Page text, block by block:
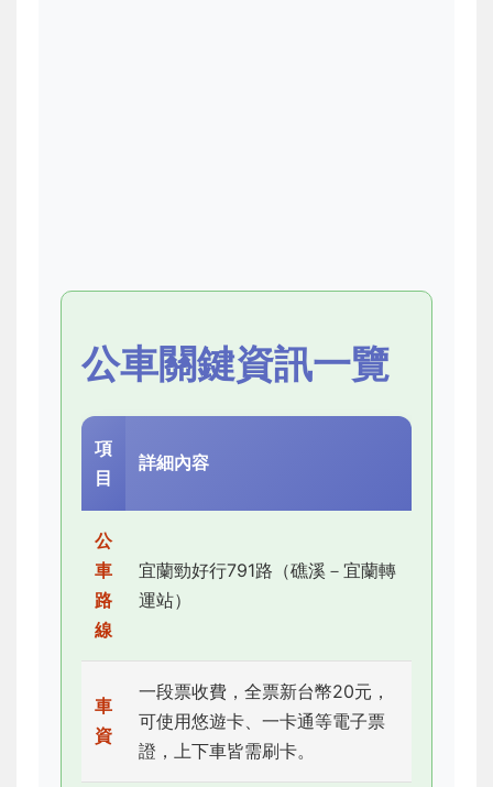
公車關鍵資訊一覽
項
目
詳細內容
公
車
路
線
宜蘭勁好行791路（礁溪－宜蘭轉
運站）
車
資
一段票收費，全票新台幣20元，
可使用悠遊卡、一卡通等電子票
證，上下車皆需刷卡。